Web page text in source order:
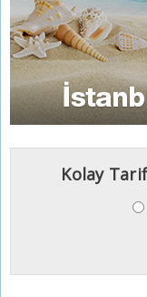
Kolay